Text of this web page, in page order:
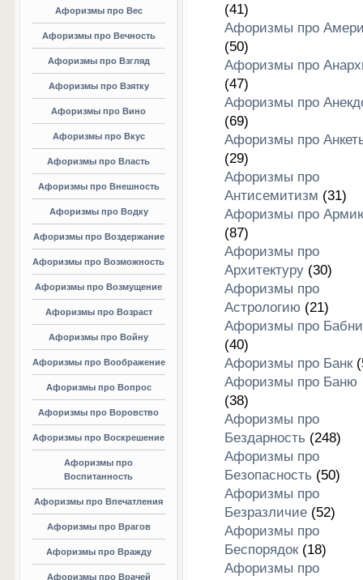
Афоризмы про Вес
Афоризмы про Вечность
Афоризмы про Взгляд
Афоризмы про Взятку
Афоризмы про Вино
Афоризмы про Вкус
Афоризмы про Власть
Афоризмы про Внешность
Афоризмы про Водку
Афоризмы про Воздержание
Афоризмы про Возможность
Афоризмы про Возмущение
Афоризмы про Возраст
Афоризмы про Войну
Афоризмы про Воображение
Афоризмы про Вопрос
Афоризмы про Воровство
Афоризмы про Воскрешение
Афоризмы про
Воспитанность
Афоризмы про Впечатления
Афоризмы про Врагов
Афоризмы про Вражду
Афоризмы про Врачей
(41)
Афоризмы про
(50)
Афоризмы про
(47)
Афоризмы про
(69)
Афоризмы про
(29)
Афоризмы про
Антисемитизм (31)
Афоризмы про
(87)
Афоризмы про
Архитектуру(30)
Афоризмы про
Астрологию (21)
Афоризмы про
(40)
Афоризмы про Банк
Афоризмы про Баню
(38)
Афоризмы про
Бездарность (248)
Афоризмы про
Безопасность (50)
Афоризмы про
Безразличие(52)
Афоризмы про
Беспорядок(18)
Афоризмы про